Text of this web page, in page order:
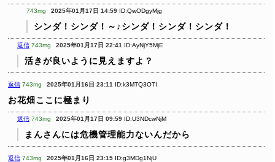
743mg 2025年01月17日 14:59 ID:QwODgyMjg
シンダ！シンダ！～♪シンダ！シンダ！シンダ！
返信 743mg 2025年01月17日 22:41 ID:AyNjY5MjE
活きが良いように見えますよ？
返信 743mg 2025年01月16日 23:11 ID:k3MTQ3OTI
お花畑ここに極まり
返信 743mg 2025年01月17日 09:59 ID:U3NDcwNjM
まんさんには危機管理能力ないんだから
返信 743mg 2025年01月16日 23:15 ID:g3MDg1NjU